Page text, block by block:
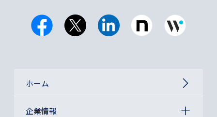
ホーム
企業情報